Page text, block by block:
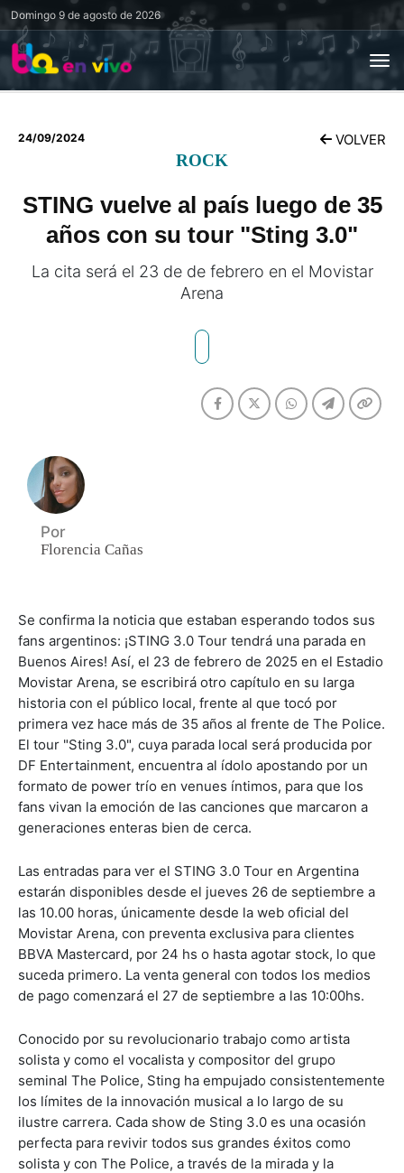
Domingo 9 de agosto de 2026
24/09/2024 VOLVER
ROCK
STING vuelve al país luego de 35
años con su tour "Sting 3.0"
La cita será el 23 de de febrero en el Movistar
Arena
Por
Florencia Cañas
Se confirma la noticia que estaban esperando todos sus
fans argentinos: ¡STING 3.0 Tour tendrá una parada en
Buenos Aires! Así, el 23 de febrero de 2025 en el Estadio
Movistar Arena, se escribirá otro capítulo en su larga
historia con el público local, frente al que tocó por
primera vez hace más de 35 años al frente de The Police.
El tour "Sting 3.0", cuya parada local será producida por
DF Entertainment, encuentra al ídolo apostando por un
formato de power trío en venues íntimos, para que los
fans vivan la emoción de las canciones que marcaron a
generaciones enteras bien de cerca.
Las entradas para ver el STING 3.0 Tour en Argentina
estarán disponibles desde el jueves 26 de septiembre a
las 10.00 horas, únicamente desde la web oficial del
Movistar Arena, con preventa exclusiva para clientes
BBVA Mastercard, por 24 hs o hasta agotar stock, lo que
suceda primero. La venta general con todos los medios
de pago comenzará el 27 de septiembre a las 10:00hs.
Conocido por su revolucionario trabajo como artista
solista y como el vocalista y compositor del grupo
seminal The Police, Sting ha empujado consistentemente
los límites de la innovación musical a lo largo de su
ilustre carrera. Cada show de Sting 3.0 es una ocasión
perfecta para revivir todos sus grandes éxitos como
solista y con The Police, a través de la mirada y la